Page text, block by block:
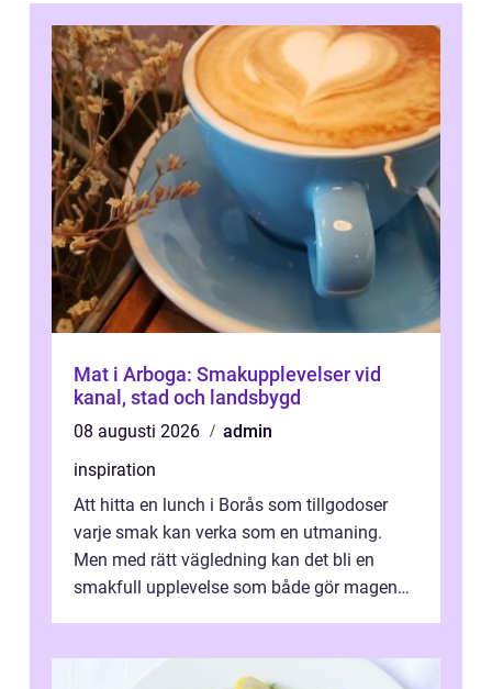
Mat i Arboga: Smakupplevelser vid
kanal, stad och landsbygd
08 augusti 2026
admin
inspiration
Att hitta en lunch i Borås som tillgodoser
varje smak kan verka som en utmaning.
Men med rätt vägledning kan det bli en
smakfull upplevelse som både gör magen